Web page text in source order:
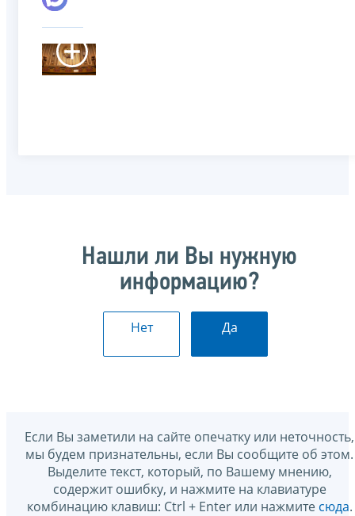
Нашли ли Вы нужную
информацию?
Нет Да
Если Вы заметили на сайте опечатку или неточность,
мы будем признательны, если Вы сообщите об этом.
Выделите текст, который, по Вашему мнению,
содержит ошибку, и нажмите на клавиатуре
комбинацию клавиш: Ctrl + Enter или нажмите сюда.